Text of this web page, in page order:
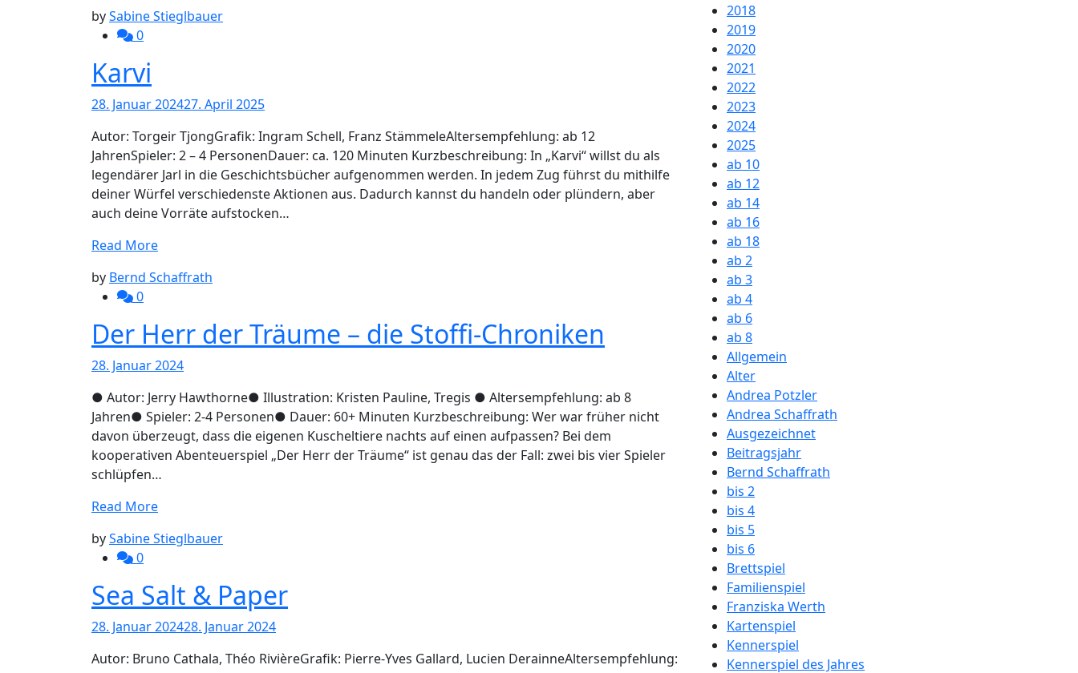
bySabine Stieglbauer
0
Karvi
28. Januar 202427. April 2025
Autor: Torgeir TjongGrafik: Ingram Schell, Franz StämmeleAltersempfehlung: ab 12
JahrenSpieler: 2 – 4 PersonenDauer: ca. 120 Minuten Kurzbeschreibung: In „Karvi“ willst du als
legendärer Jarl in die Geschichtsbücher aufgenommen werden. In jedem Zug führst du mithilfe
deiner Würfel verschiedenste Aktionen aus. Dadurch kannst du handeln oder plündern, aber
auch deine Vorräte aufstocken…
Read More
by Bernd Schaffrath
0
Der Herr der Träume – die Stoffi-Chroniken
28. Januar 2024
● Autor: Jerry Hawthorne● Illustration: Kristen Pauline, Tregis ● Altersempfehlung: ab 8
Jahren● Spieler: 2-4 Personen● Dauer: 60+ Minuten Kurzbeschreibung: Wer war früher nicht
davon überzeugt, dass die eigenen Kuscheltiere nachts auf einen aufpassen? Bei dem
kooperativen Abenteuerspiel „Der Herr der Träume“ ist genau das der Fall: zwei bis vier Spieler
schlüpfen…
Read More
bySabine Stieglbauer
0
Sea Salt & Paper
28. Januar 202428. Januar 2024
Autor: Bruno Cathala, Théo RivièreGrafik: Pierre-Yves Gallard, Lucien DerainneAltersempfehlung:
2018
2019
2020
2021
2022
2023
2024
2025
ab 10
ab 12
ab 14
ab 16
ab 18
ab 2
ab 3
ab 4
ab 6
ab 8
Allgemein
Alter
Andrea Potzler
Andrea Schaffrath
Ausgezeichnet
Beitragsjahr
Bernd Schaffrath
bis 2
bis 4
bis 5
bis 6
Brettspiel
Familienspiel
Franziska Werth
Kartenspiel
Kennerspiel
Kennerspiel des Jahres